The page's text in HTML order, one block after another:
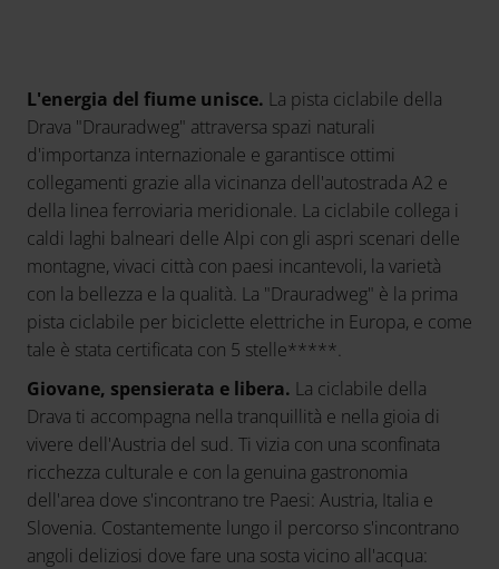
L'energia del fiume unisce. La pista ciclabile della
Drava "Drauradweg" attraversa spazi naturali
d'importanza internazionale e garantisce ottimi
collegamenti grazie alla vicinanza dell'autostrada A2 e
della linea ferroviaria meridionale. La ciclabile collega i
caldi laghi balneari delle Alpi con gli aspri scenari delle
montagne, vivaci città con paesi incantevoli, la varietà
con la bellezza e la qualità. La "Drauradweg" è la prima
pista ciclabile per biciclette elettriche in Europa, e come
tale è stata certificata con 5 stelle*****.
Giovane, spensierata e libera. La ciclabile della
Drava ti accompagna nella tranquillità e nella gioia di
vivere dell'Austria del sud. Ti vizia con una sconfinata
ricchezza culturale e con la genuina gastronomia
dell'area dove s'incontrano tre Paesi: Austria, Italia e
Slovenia. Costantemente lungo il percorso s'incontrano
angoli deliziosi dove fare una sosta vicino all'acqua: